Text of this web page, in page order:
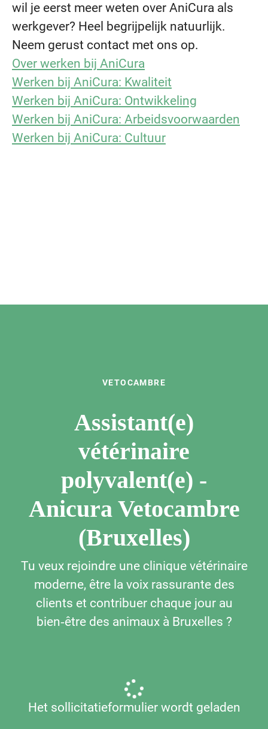
wil je eerst meer weten over AniCura als
werkgever? Heel begrijpelijk natuurlijk.
Neem gerust contact met ons op.
Over werken bij AniCura
Werken bij AniCura: Kwaliteit
Werken bij AniCura: Ontwikkeling
Werken bij AniCura: Arbeidsvoorwaarden
Werken bij AniCura: Cultuur
VETOCAMBRE
Assistant(e)
vétérinaire
polyvalent(e) -
Anicura Vetocambre
(Bruxelles)
Tu veux rejoindre une clinique vétérinaire
moderne, être la voix rassurante des
clients et contribuer chaque jour au
bien‑être des animaux à Bruxelles ?
Het sollicitatieformulier wordt geladen